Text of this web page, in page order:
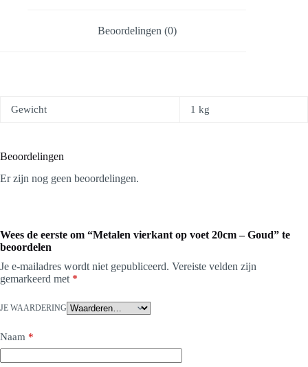
Beoordelingen (0)
Gewicht 1 kg
Beoordelingen
Er zijn nog geen beoordelingen.
Wees de eerste om “Metalen vierkant op voet 20cm – Goud” te
beoordelen
Je e-mailadres wordt niet gepubliceerd. Vereiste velden zijn
gemarkeerd met *
JE WAARDERING
Naam *